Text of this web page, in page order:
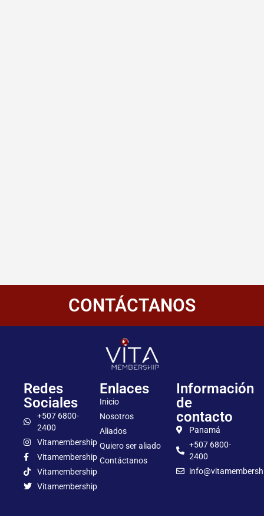
CONTÁCTANOS
Redes
Sociales
+507 6800-
2400
Vitamembership
Vitamembership
Vitamembership
Vitamembership
Enlaces
Inicio
Nosotros
Aliados
Quiero ser aliado
Contáctanos
Información
de
contacto
Panamá
+507 6800-
2400